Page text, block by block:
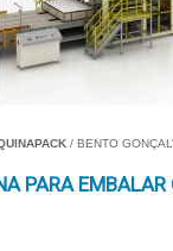
/ BENTO
PARA EMBALAR